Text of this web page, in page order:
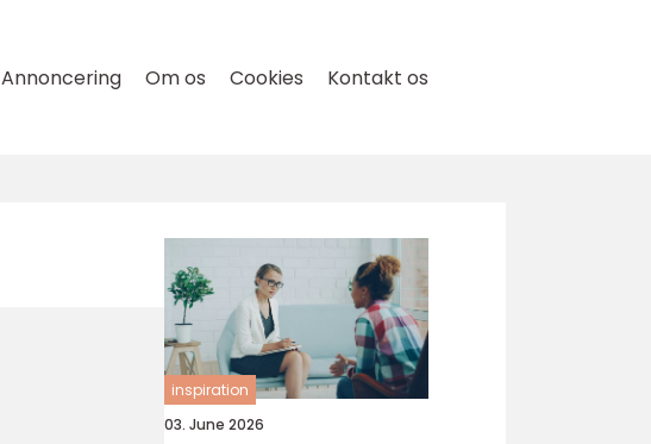
Annoncering Om os Cookies Kontakt os
inspiration
03. June 2026